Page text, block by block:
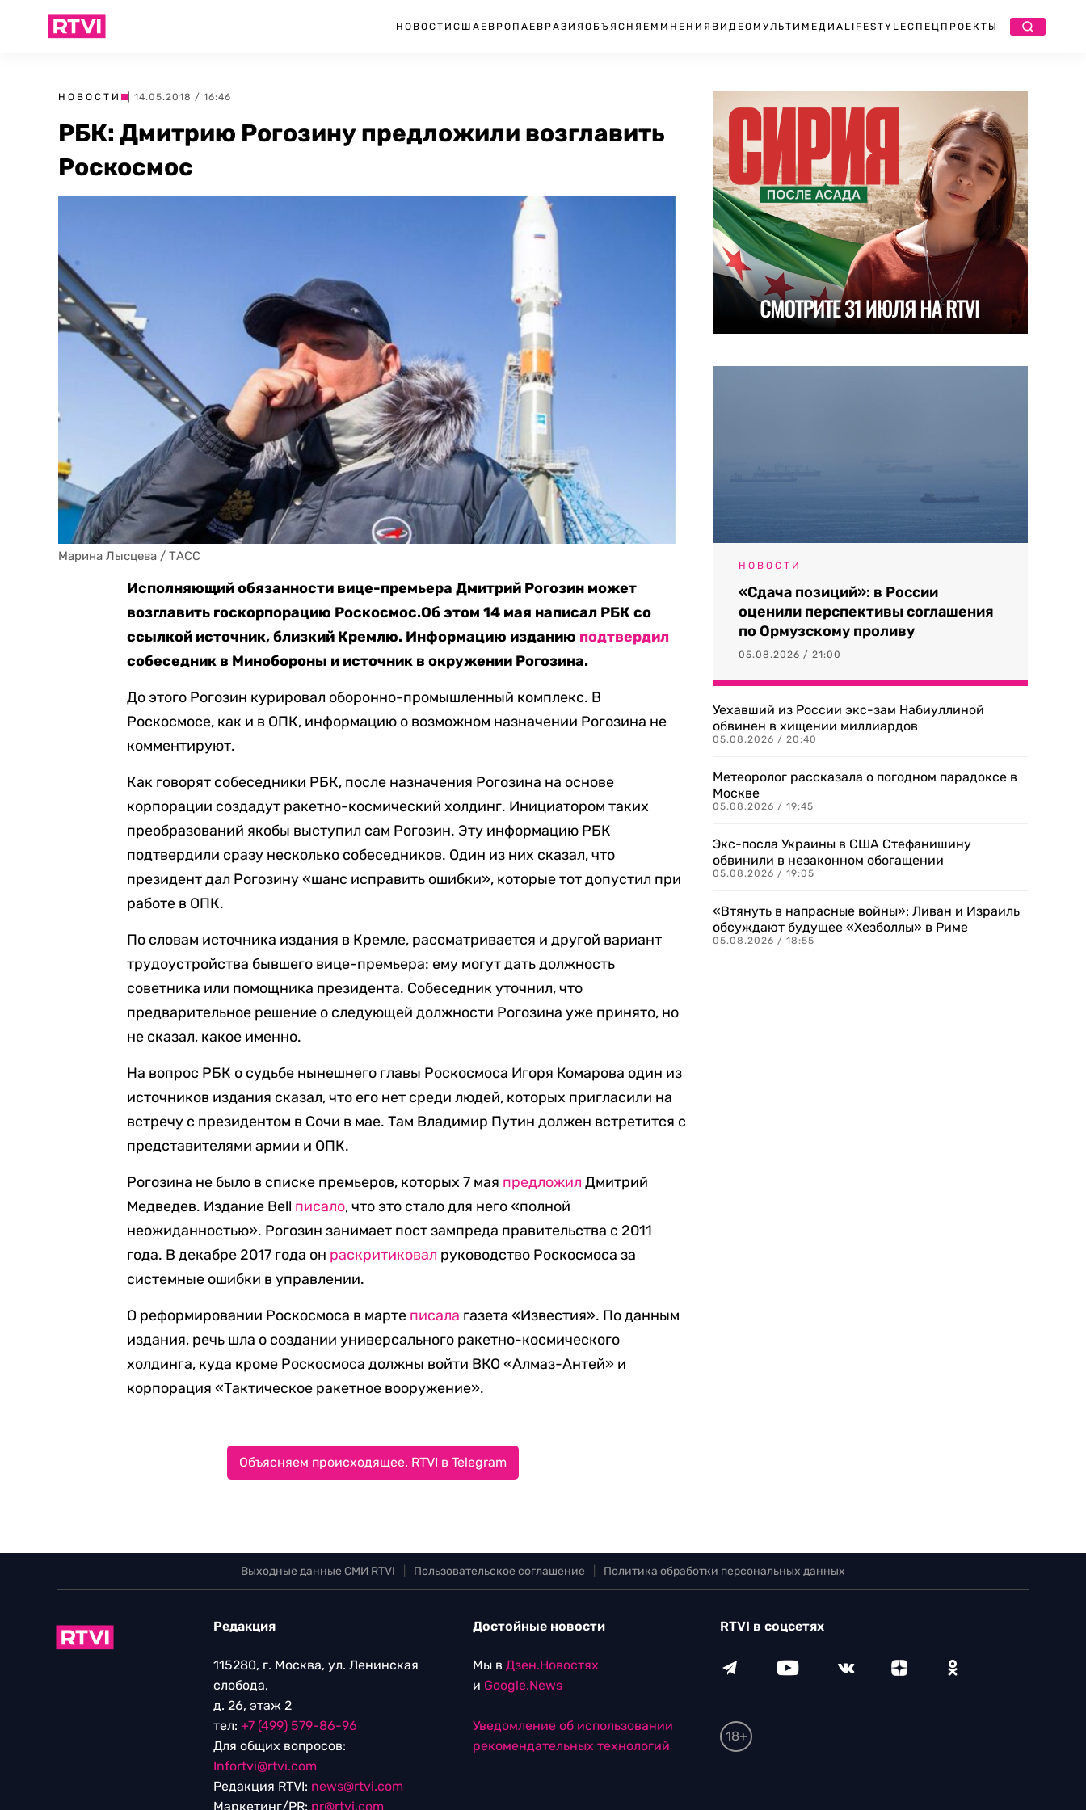
НОВОСТИ США ЕВРОПА ЕВРАЗИЯ ОБЪЯСНЯЕМ МНЕНИЯ ВИДЕО МУЛЬТИМЕДИА LIFESTYLEСПЕЦПРОЕКТЫ
НОВОСТИ | 14.05.2018 / 16:46
РБК: Дмитрию Рогозину предложили возглавить
Роскосмос
Марина Лысцева / ТАСС
Исполняющий обязанности вице-премьера Дмитрий Рогозин может
возглавить госкорпорацию Роскосмос.Об этом 14 мая написал РБК со
ссылкой источник, близкий Кремлю. Информацию изданию подтвердил
собеседник в Минобороны и источник в окружении Рогозина.
До этого Рогозин курировал оборонно-промышленный комплекс. В
Роскосмосе, как и в ОПК, информацию о возможном назначении Рогозина не
комментируют.
Как говорят собеседники РБК, после назначения Рогозина на основе
корпорации создадут ракетно-космический холдинг. Инициатором таких
преобразований якобы выступил сам Рогозин. Эту информацию РБК
подтвердили сразу несколько собеседников. Один из них сказал, что
президент дал Рогозину «шанс исправить ошибки», которые тот допустил при
работе в ОПК.
По словам источника издания в Кремле, рассматривается и другой вариант
трудоустройства бывшего вице-премьера: ему могут дать должность
советника или помощника президента. Собеседник уточнил, что
предварительное решение о следующей должности Рогозина уже принято, но
не сказал, какое именно.
На вопрос РБК о судьбе нынешнего главы Роскосмоса Игоря Комарова один из
источников издания сказал, что его нет среди людей, которых пригласили на
встречу с президентом в Сочи в мае. Там Владимир Путин должен встретится с
представителями армии и ОПК.
Рогозина не было в списке премьеров, которых 7 мая предложил Дмитрий
Медведев. Издание Bell писало, что это стало для него «полной
неожиданностью». Рогозин занимает пост зампреда правительства с 2011
года. В декабре 2017 года он раскритиковал руководство Роскосмоса за
системные ошибки в управлении.
О реформировании Роскосмоса в марте писала газета «Известия». По данным
издания, речь шла о создании универсального ракетно-космического
холдинга, куда кроме Роскосмоса должны войти ВКО «Алмаз-Антей» и
корпорация «Тактическое ракетное вооружение».
Объясняем происходящее. RTVI в Telegram
НОВОСТИ
«Сдача позиций»: в России
оценили перспективы соглашения
по Ормузскому проливу
05.08.2026 / 21:00
Уехавший из России экс-зам Набиуллиной
обвинен в хищении миллиардов
05.08.2026 / 20:40
Метеоролог рассказала о погодном парадоксе в
Москве
05.08.2026 / 19:45
Экс-посла Украины в США Стефанишину
обвинили в незаконном обогащении
05.08.2026 / 19:05
«Втянуть в напрасные войны»: Ливан и Израиль
обсуждают будущее «Хезболлы» в Риме
05.08.2026 / 18:55
Выходные данные СМИ RTVI Пользовательское соглашение Политика обработки персональных данных
Редакция
115280, г. Москва, ул. Ленинская
слобода,
д. 26, этаж 2
тел: +7 (499) 579-86-96
Для общих вопросов:
Infortvi@rtvi.com
Редакция RTVI: news@rtvi.com
Маркетинг/PR: pr@rtvi.com
Достойные новости
Мы в Дзен.Новостях
и Google.News
Уведомление об использовании
рекомендательных технологий
RTVI в соцсетях
18+